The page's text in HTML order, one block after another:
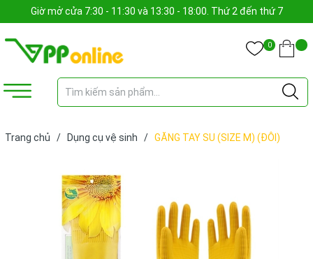
Giờ mở cửa 7:30 - 11:30 và 13:30 - 18:00. Thứ 2 đến thứ 7
0
Trang chủ / Dụng cụ vệ sinh / GĂNG TAY SU (SIZE M) (ĐÔI)